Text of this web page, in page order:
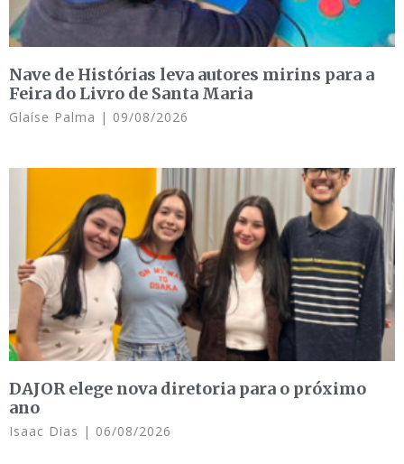
Nave de Histórias leva autores mirins para a
Feira do Livro de Santa Maria
Glaíse Palma 09/08/2026
DAJOR elege nova diretoria para o próximo
ano
Isaac Dias 06/08/2026